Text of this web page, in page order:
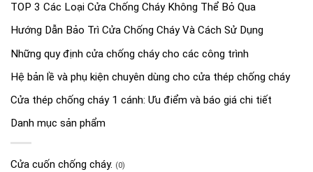
TOP 3 Các Loại Cửa Chống Cháy Không Thể Bỏ Qua
Hướng Dẫn Bảo Trì Cửa Chống Cháy Và Cách Sử Dụng
Những quy định cửa chống cháy cho các công trình
Hệ bản lề và phụ kiện chuyên dùng cho cửa thép chống cháy
Cửa thép chống cháy 1 cánh: Ưu điểm và báo giá chi tiết
Danh mục sản phẩm
Cửa cuốn chống cháy. (0)